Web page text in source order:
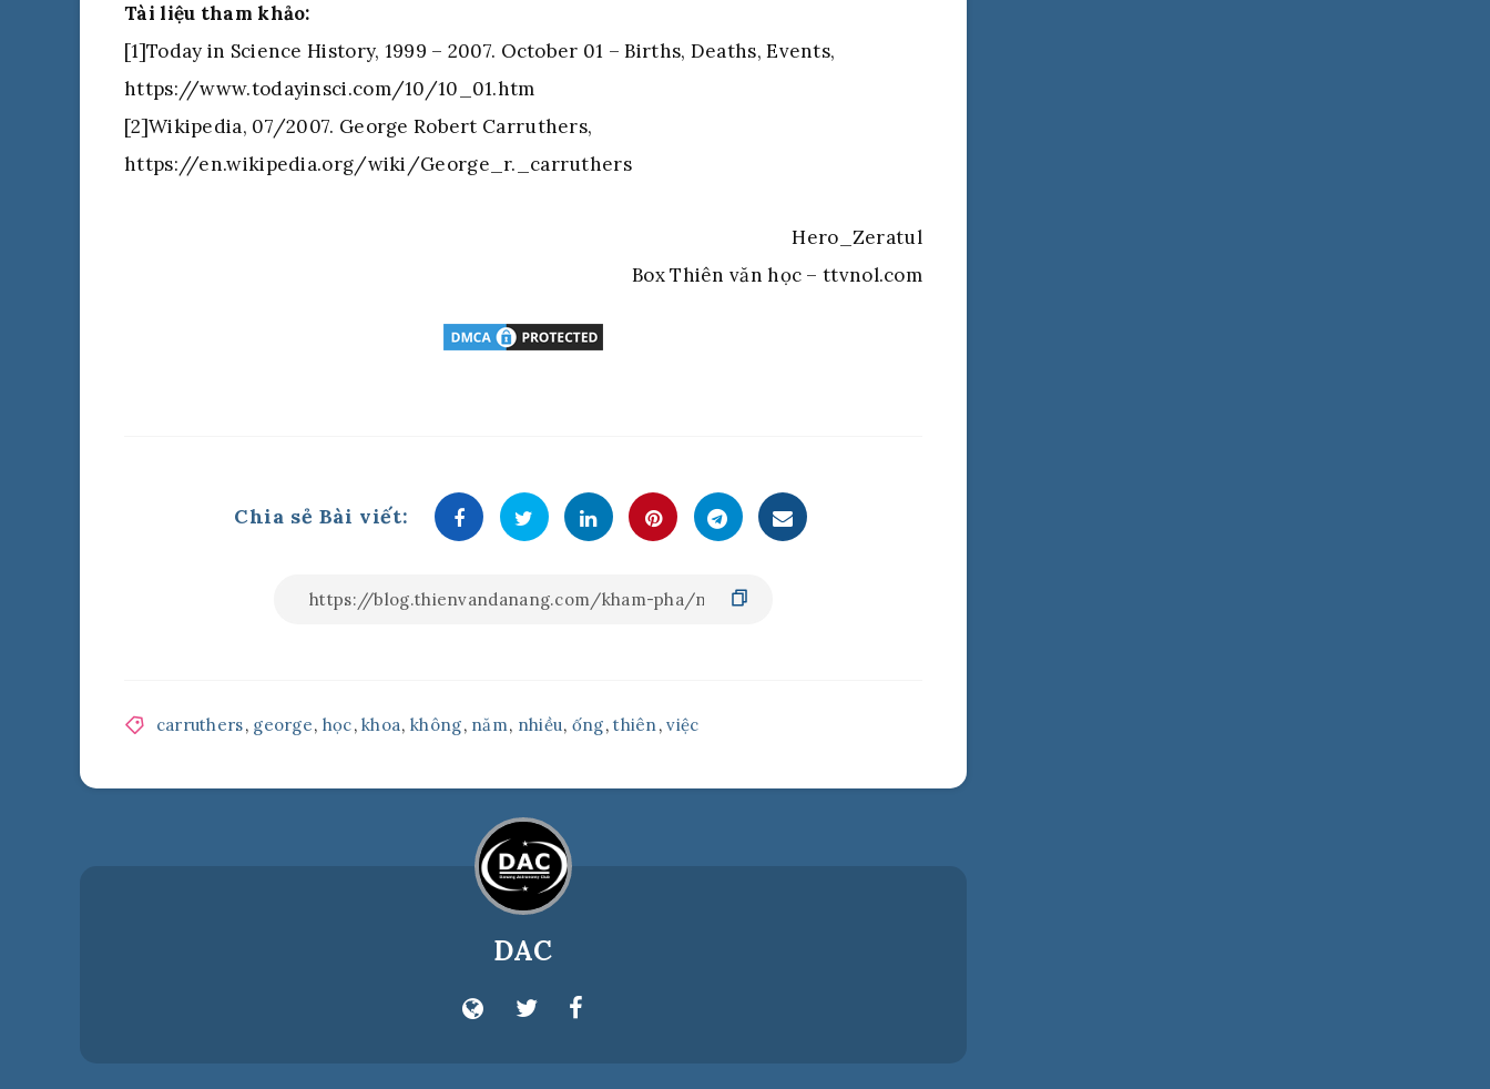
Tài liệu tham khảo:
[1]Today in Science History, 1999 – 2007. October 01 – Births, Deaths, Events,
https://www.todayinsci.com/10/10_01.htm
[2]Wikipedia, 07/2007. George Robert Carruthers,
https://en.wikipedia.org/wiki/George_r._carruthers
Hero_Zeratul
Box Thiên văn học – ttvnol.com
Chia sẻ Bài viết:
carruthers, george, học,khoa, không, năm, nhiều, ống,thiên ,việc
DAC